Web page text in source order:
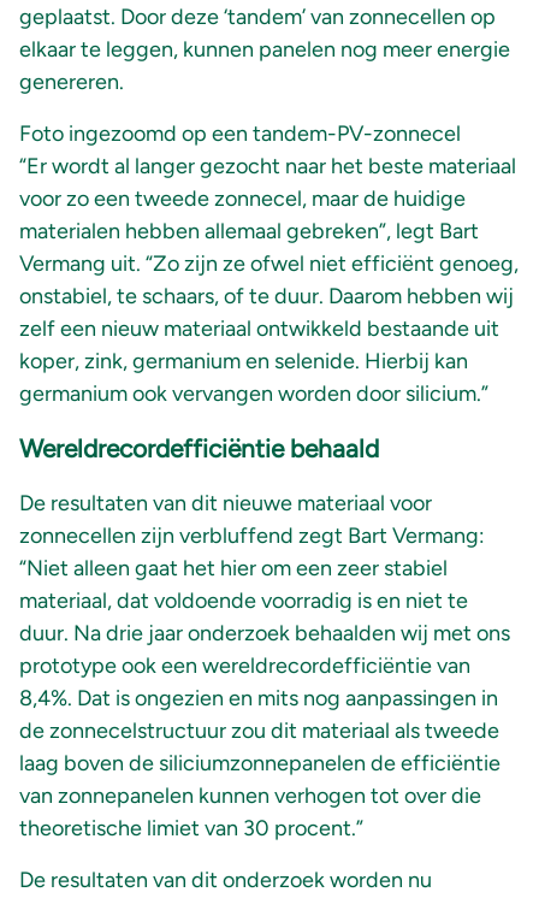
geplaatst. Door deze ‘tandem’ van zonnecellen op
elkaar te leggen, kunnen panelen nog meer energie
genereren.
Foto ingezoomd op een tandem-PV-zonnecel
“Er wordt al langer gezocht naar het beste materiaal
voor zo een tweede zonnecel, maar de huidige
materialen hebben allemaal gebreken”, legt Bart
Vermang uit. “Zo zijn ze ofwel niet efficiënt genoeg,
onstabiel, te schaars, of te duur. Daarom hebben wij
zelf een nieuw materiaal ontwikkeld bestaande uit
koper, zink, germanium en selenide. Hierbij kan
germanium ook vervangen worden door silicium.”
Wereldrecordefficiëntie behaald
De resultaten van dit nieuwe materiaal voor
zonnecellen zijn verbluffend zegt Bart Vermang:
“Niet alleen gaat het hier om een zeer stabiel
materiaal, dat voldoende voorradig is en niet te
duur. Na drie jaar onderzoek behaalden wij met ons
prototype ook een wereldrecordefficiëntie van
8,4%. Dat is ongezien en mits nog aanpassingen in
de zonnecelstructuur zou dit materiaal als tweede
laag boven de siliciumzonnepanelen de efficiëntie
van zonnepanelen kunnen verhogen tot over die
theoretische limiet van 30 procent.”
De resultaten van dit onderzoek worden nu